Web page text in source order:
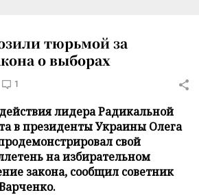
тюрьмой за
о выборах
1
лидера Радикальной
в президенты Украины Олега
свой
на избирательном
закона, сообщил советник